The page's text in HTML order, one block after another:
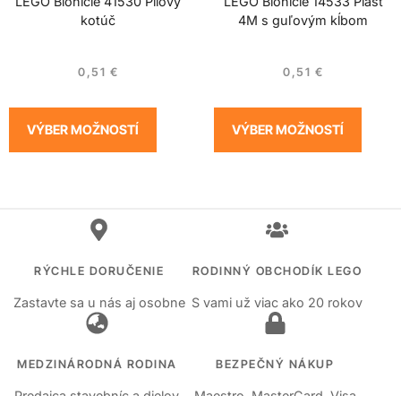
kotúč
0,51 €
VÝBER MOŽNOSTÍ
4M s guľovým kĺbom
0,51 €
VÝBER MOŽNOSTÍ
RÝCHLE DORUČENIE
Zastavte sa u nás aj osobne
RODINNÝ OBCHODÍK LEGO
S vami už viac ako 20 rokov
MEDZINÁRODNÁ RODINA BEZPEČNÝ NÁKUP